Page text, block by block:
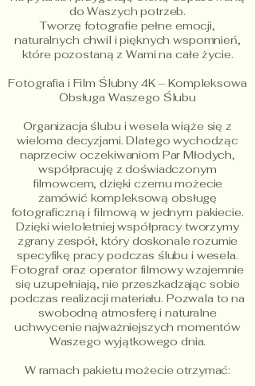
do Waszych potrzeb.
Tworzę fotografie pełne emocji,
naturalnych chwil i pięknych wspomnień,
które pozostaną z Wami na całe życie.
Fotografia i Film Ślubny 4K – Kompleksowa
Obsługa Waszego Ślubu
Organizacja ślubu i wesela wiąże się z
wieloma decyzjami. Dlatego wychodząc
naprzeciw oczekiwaniom Par Młodych,
współpracuję z doświadczonym
filmowcem, dzięki czemu możecie
zamówić kompleksową obsługę
fotograficzną i filmową w jednym pakiecie.
Dzięki wieloletniej współpracy tworzymy
zgrany zespół, który doskonale rozumie
specyfikę pracy podczas ślubu i wesela.
Fotograf oraz operator filmowy wzajemnie
się uzupełniają, nie przeszkadzając sobie
podczas realizacji materiału. Pozwala to na
swobodną atmosferę i naturalne
uchwycenie najważniejszych momentów
Waszego wyjątkowego dnia.
W ramach pakietu możecie otrzymać: